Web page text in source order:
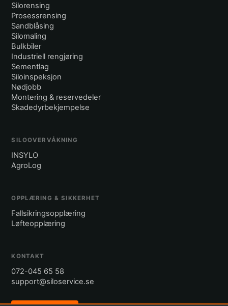
Silorensing
Prosessrensing
Sandblåsing
Silomaling
Bulkbiler
Industriell rengjøring
Sementlag
Siloinspeksjon
Nødjobb
Montering & reservedeler
Skadedyrbekjempelse
SILOOVERVÅKNING
INSYLO
AgroLog
OPPLÆRING & SIKKERHET
Fallsikringsopplæring
Løfteopplæring
KONTAKT
072-045 65 58
support@siloservice.se